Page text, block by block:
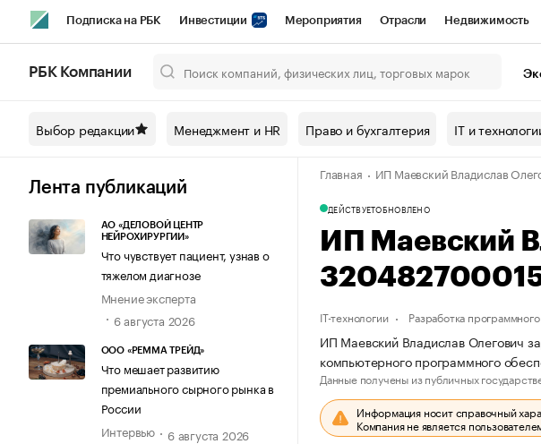
Подписка на РБК Инвестиции Мероприятия Отрасли Недвижимость
Спецпроекты СПб Конференции СПб Спецпроекты Проверка контрагентов
Технологии и медиа Рынок наличной валюты
РБК Компании
Выбор редакции Менеджмент и HR Право и бухгалтерия IT и
Лента публикаций
АО «ДЕЛОВОЙ ЦЕНТР
НЕЙРОХИРУРГИИ»
Что чувствует пациент, узнав о
тяжелом диагнозе
Мнение эксперта
6 августа 2026
ООО «РЕММА ТРЕЙД»
Что мешает развитию
премиального сырного рынка в
России
Интервью
6 августа 2026
Главная ИП Маевский Владислав
ДЕЙСТВУЕТОБНОВЛЕНО
ИП Маевский
IT-технологии Разработка
ИП Маевский Владислав Олегович
компьютерного программного
Данные получены из публичных
Информация носит справочный
Компания не является